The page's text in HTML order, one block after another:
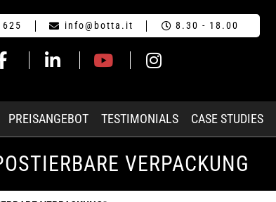
info@botta.it 8.30 - 18.00
PREISANGEBOT TESTIMONIALS CASE STUDIES
VERPACKUNG